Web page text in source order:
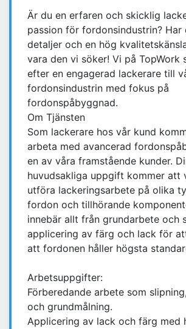
Är du en erfaren och skicklig
passion för fordonsindustrin?
detaljer och en hög
vara den vi söker! Vi på TopWork
efter en engagerad lackerare till
fordonsindustrin med fokus på
fordonspåbyggnad.
Om Tjänsten
Som lackerare hos vår kund
arbeta med avancerad
en av våra framstående kunder.
huvudsakliga uppgift kommer att
utföra lackeringsarbete på olika
fordon och tillhörande
innebär allt från grundarbete och
applicering av färg och lack för
att fordonen håller högsta
Arbetsuppgifter:
Förberedande arbete som
och grundmålning.
Applicering av lack och färg med